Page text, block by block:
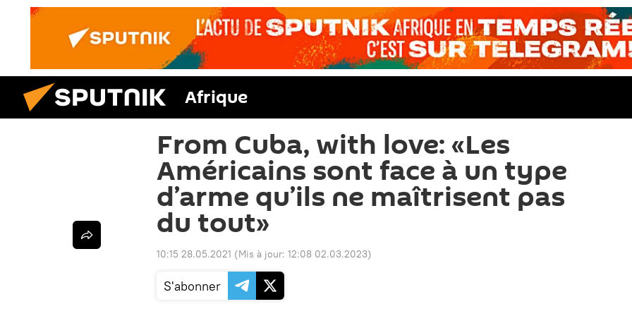
Afrique
From Cuba, with love: «Les
Américains sont face à un type
d’arme qu’ils ne maîtrisent pas
du tout»
10:15 28.05.2021 (Mis à jour: 12:08 02.03.2023)
S'abonner